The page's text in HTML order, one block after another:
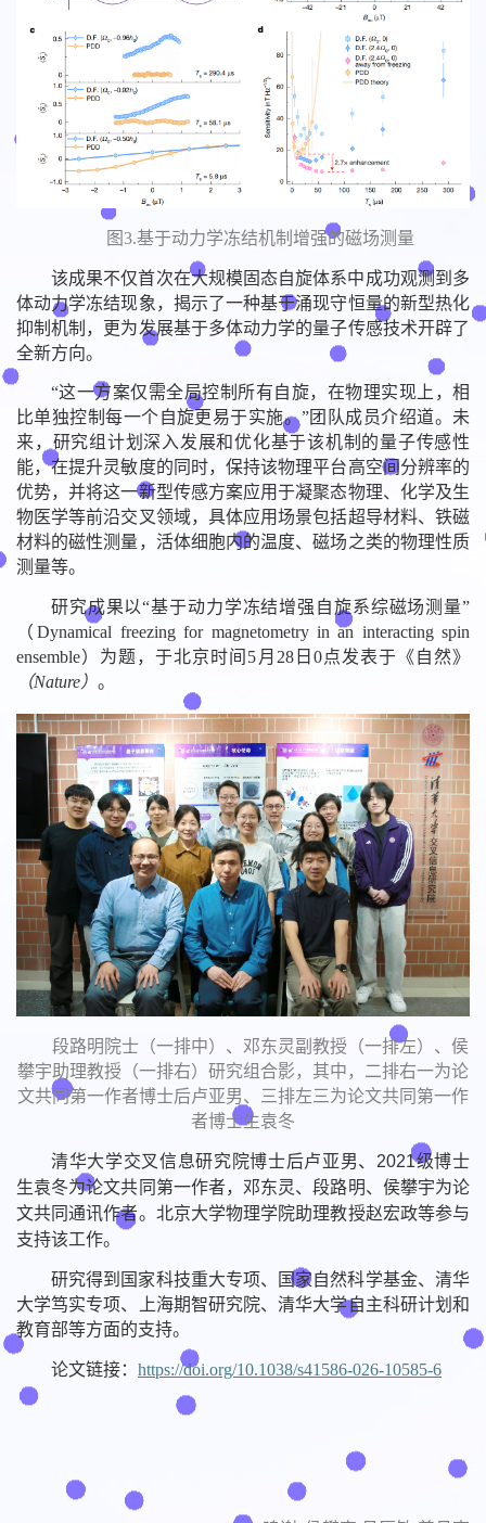
图3.基于动力学冻结机制增强的磁场测量
该成果不仅首次在大规模固态自旋体系中成功观测到多
体动力学冻结现象，揭示了一种基于涌现守恒量的新型热化
抑制机制，更为发展基于多体动力学的量子传感技术开辟了
全新方向。
“这一方案仅需全局控制所有自旋，在物理实现上，相
比单独控制每一个自旋更易于实施。”团队成员介绍道。未
来，研究组计划深入发展和优化基于该机制的量子传感性
能，在提升灵敏度的同时，保持该物理平台高空间分辨率的
优势，并将这一新型传感方案应用于凝聚态物理、化学及生
物医学等前沿交叉领域，具体应用场景包括超导材料、铁磁
材料的磁性测量，活体细胞内的温度、磁场之类的物理性质
测量等。
研究成果以“基于动力学冻结增强自旋系综磁场测量”
（Dynamical freezing for magnetometry in an interacting spin
ensemble）为题，于北京时间5月28日0点发表于《自然》
（Nature） 。
段路明院士（一排中）、邓东灵副教授（一排左）、侯
攀宇助理教授（一排右）研究组合影，其中，二排右一为论
文共同第一作者博士后卢亚男、三排左三为论文共同第一作
者博士生袁冬
清华大学交叉信息研究院博士后卢亚男、2021级博士
生袁冬为论文共同第一作者，邓东灵、段路明、侯攀宇为论
文共同通讯作者。北京大学物理学院助理教授赵宏政等参与
支持该工作。
研究得到国家科技重大专项、国家自然科学基金、清华
大学笃实专项、上海期智研究院、清华大学自主科研计划和
教育部等方面的支持。
论文链接： https://doi.org/10.1038/s41586-026-10585-6